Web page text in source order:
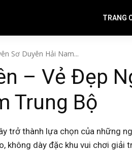
TRANG
Sơ Duyên Hải Nam...
– Vẻ Đẹp
Trung Bộ
trở thành lựa chọn của những
không dày đặc khu vui chơi giải